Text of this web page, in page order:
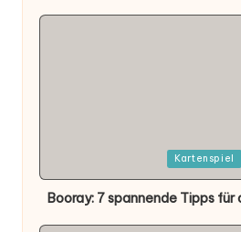
in
Kartenspiel
Booray: 7 spannende Tipps